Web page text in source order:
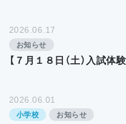
2026.06.17
お知らせ
【７月１８日（土）入試体
2026.06.01
小学校 お知らせ